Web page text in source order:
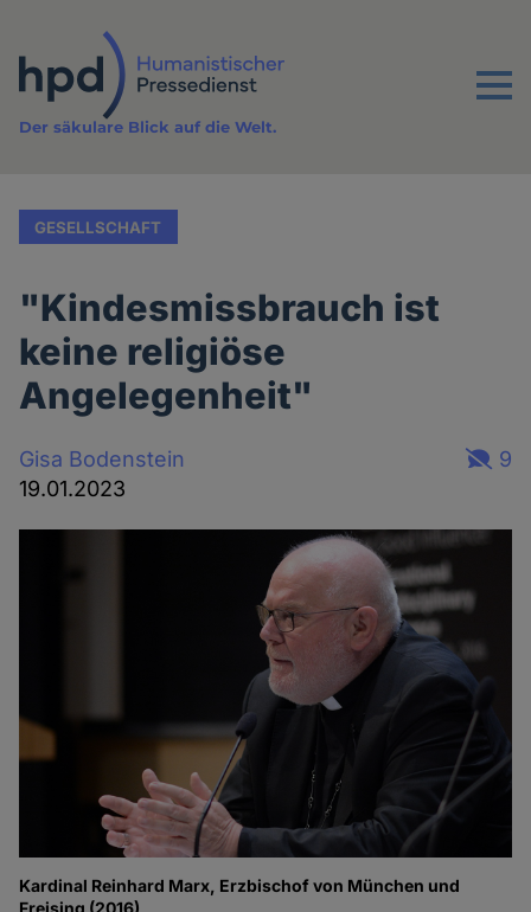
Inhalt
Menu
Der säkulare Blick auf die Welt.
GESELLSCHAFT
"Kindesmissbrauch ist
keine religiöse
Angelegenheit"
Gisa Bodenstein
19.01.2023
9
Kardinal Reinhard Marx, Erzbischof von München und